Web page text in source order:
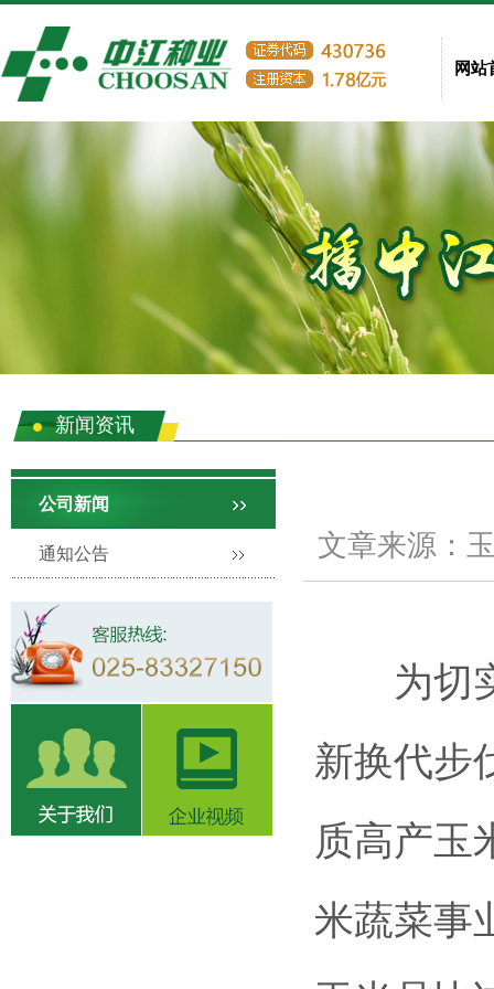
网站
新闻资讯
公司新闻
通知公告 文章来源：
为切
新换代步
质高产玉
米蔬菜事